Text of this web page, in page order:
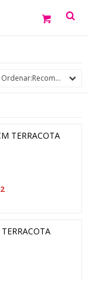
Recomendados
TERRACOTA